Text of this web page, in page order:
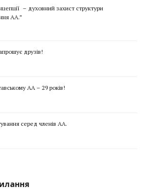
– духовний захист структури
АА.”
друзів!
АА – 29 років!
серед членів АА.